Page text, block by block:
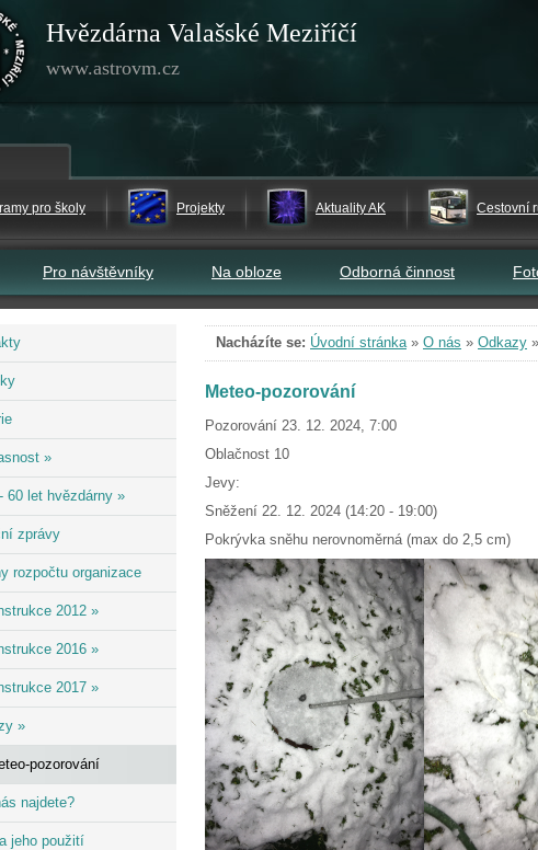
Hvězdárna Valašské Meziříčí
www.astrovm.cz
pro školy Projekty Aktuality AK Cestovní
Pro návštěvníky Na obloze Odborná činnost
»
60 let hvězdárny »
zprávy
rozpočtu organizace
2012 »
2016 »
2017 »
»
pozorování
najdete?
jeho použití
Nacházíte se: Úvodní stránka» O nás » Odkazy »
Meteo-pozorování
Pozorování 23. 12. 2024, 7:00
Oblačnost 10
Jevy:
Sněžení 22. 12. 2024 (14:20 - 19:00)
Pokrývka sněhu nerovnoměrná (max do 2,5 cm)